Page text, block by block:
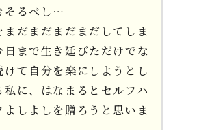
そるべし…
まだまだまだまだしてしま
日まで生き延びただけでな
けて自分を楽にしようとし
私に、はなまるとセルフハ
よしよしを贈ろうと思いま